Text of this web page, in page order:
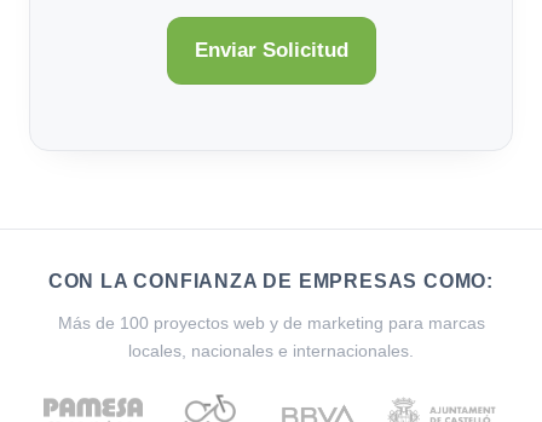
CON LA CONFIANZA DE EMPRESAS COMO:
Más de 100 proyectos web y de marketing para marcas
locales, nacionales e internacionales.